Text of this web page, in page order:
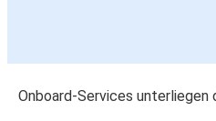
Onboard-Services unterliegen